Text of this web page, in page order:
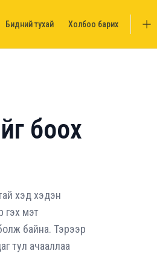
Бидний тухай Холбоо барих
боох
хэд хэдэн
гэх мэт
байна. Тэрээр
тул ачааллаа